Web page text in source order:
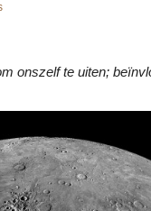
onszelf te uiten;